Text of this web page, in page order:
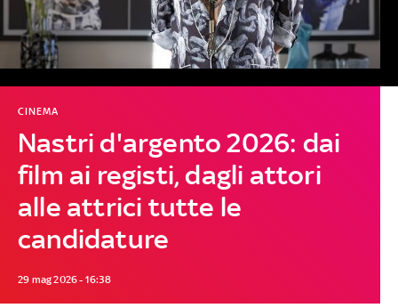
Nastri d'argento 2026: dai
film ai registi, dagli attori
alle attrici tutte le
candidature
CINEMA
29 mag 2026 - 16:38